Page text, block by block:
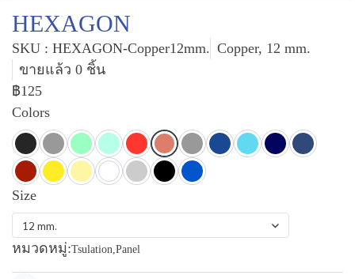
HEXAGON
SKU : HEXAGON-Copper12mm. Copper, 12 mm.
ขายแล้ว 0 ชิ้น
฿125
Colors
Size
12 mm.
หมวดหมู่:Tsulation,Panel